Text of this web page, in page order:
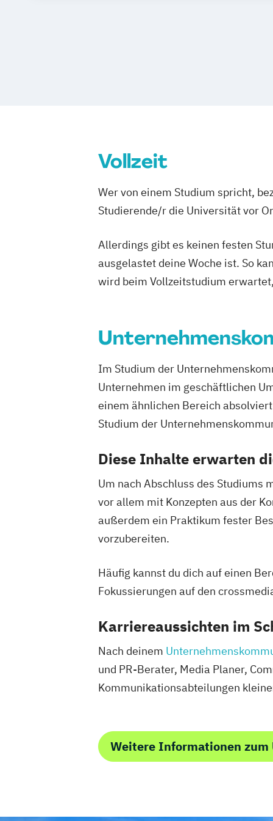
Vollzeit
Wer von einem Studium spricht,
Studierende/r die Universität vor
Allerdings gibt es keinen festen
ausgelastet deine Woche ist. So
wird beim Vollzeitstudium
Im Studium der
Unternehmen im geschäftlichen
einem ähnlichen Bereich
Studium der
Diese Inhalte erwarten
Um nach Abschluss des Studiums
vor allem mit Konzepten aus der
außerdem ein Praktikum fester
vorzubereiten.
Häufig kannst du dich auf einen
Fokussierungen auf den
Karriereaussichten im
Nach deinem
und PR-Berater, Media Planer,
Kommunikationsabteilungen
Weitere Informationen